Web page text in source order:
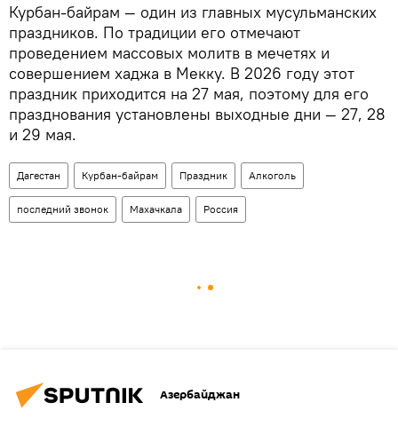
Курбан‑байрам — один из главных мусульманских
праздников. По традиции его отмечают
проведением массовых молитв в мечетях и
совершением хаджа в Мекку. В 2026 году этот
праздник приходится на 27 мая, поэтому для его
празднования установлены выходные дни — 27, 28
и 29 мая.
Дагестан Курбан-байрам Праздник Алкоголь
последний звонок Махачкала Россия
Азербайджан